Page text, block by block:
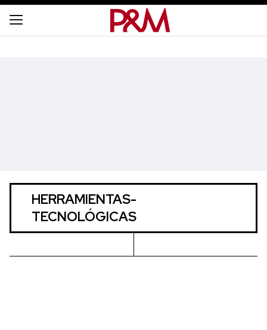
HERRAMIENTAS-
TECNOLÓGICAS